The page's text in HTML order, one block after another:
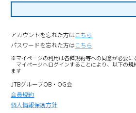
アカウントを忘れた方はこちら
パスワードを忘れた方はこちら
※マイページの利用は各種規約等への同意が必要に
マイページへログインすることにより、以下の規
ます
JTBグループOB・OG会
会員規約
個人情報保護方針